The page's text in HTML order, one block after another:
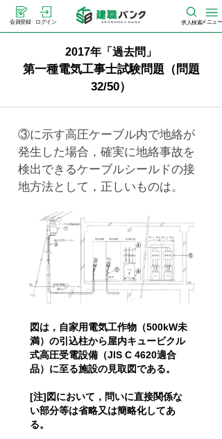
会員登録 ログイン 求人検索メニュー
2017年「過去問」
第一種電気工事士試験問題（問題
32/50）
③に示す高圧ケーブル内で地絡が
発生した場合，確実に地絡事故を
検出できるケーブルシールドの接
地方法として，正しいものは。
図は，自家用電気工作物（500kW未
満）の引込柱から屋内キュービクル
式高圧受電設備（JIS C 4620適合
品）に至る施設の見取図である。
[注]図において，問いに直接関係な
い部分等は省略又は簡略化してあ
る。